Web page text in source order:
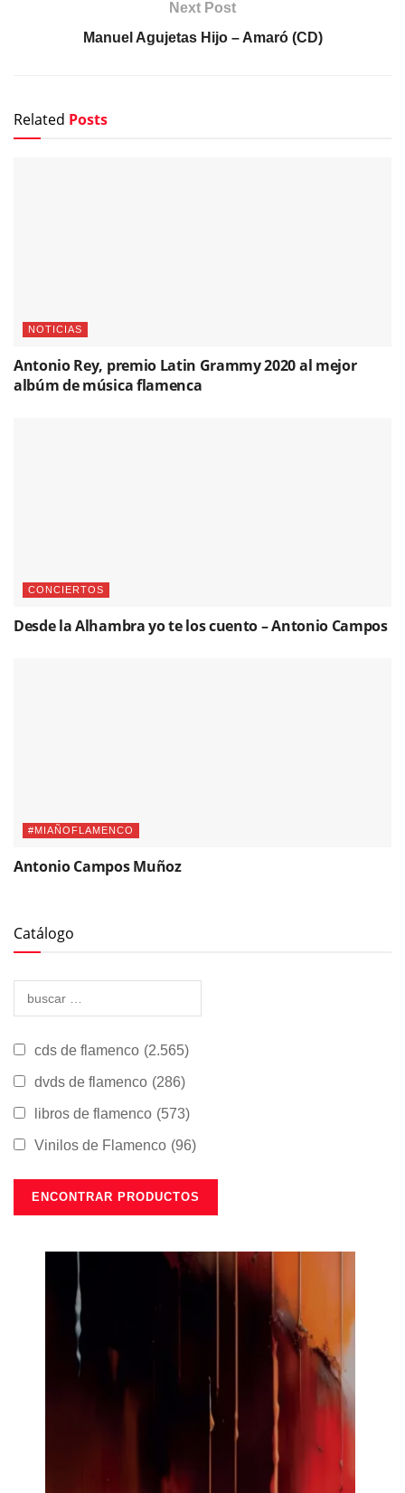
Next Post
Manuel Agujetas Hijo – Amaró (CD)
Related Posts
NOTICIAS
Antonio Rey, premio Latin Grammy 2020 al mejor
albúm de música flamenca
CONCIERTOS
Desde la Alhambra yo te los cuento – Antonio Campos
#MIAÑOFLAMENCO
Antonio Campos Muñoz
Catálogo
cds de flamenco (2.565)
dvds de flamenco (286)
libros de flamenco (573)
Vinilos de Flamenco (96)